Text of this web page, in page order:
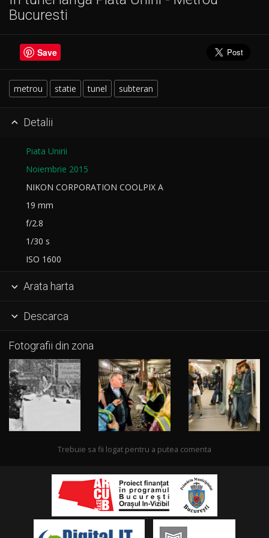
Bucuresti
Save
metrou statie tunel subteran
 Detalii
Piata Unirii
Noiembrie 2015
NIKON CORPORATION COOLPIX A
19 mm
f/2.8
1/30 s
ISO 1600
 Arata harta
 Descarca
Fotografii din zona
Trebuie sa fii logat pentru a putea comenta